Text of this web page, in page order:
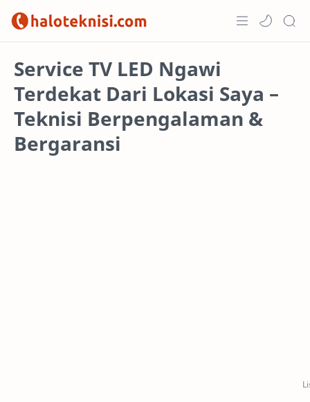
Projects
Service TV LED Ngawi
Terdekat Dari Lokasi Saya –
Teknisi Berpengalaman &
Bergaransi